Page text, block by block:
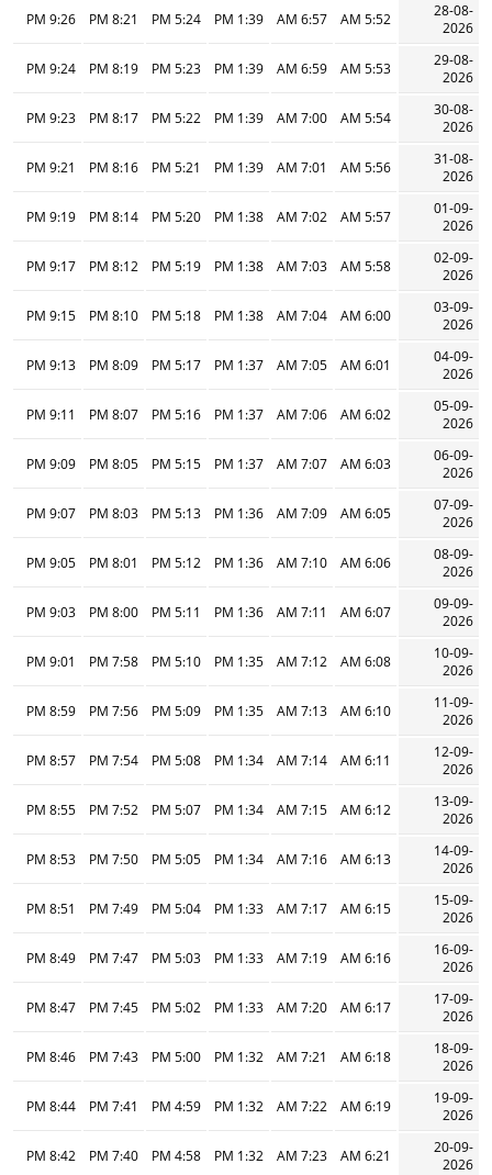
28-08-
2026
5:52 AM
6:57 AM
1:39 PM
5:24 PM
8:21 PM
9:26 PM
29-08-
2026
5:53 AM
6:59 AM
1:39 PM
5:23 PM
8:19 PM
9:24 PM
30-08-
2026
5:54 AM
7:00 AM
1:39 PM
5:22 PM
8:17 PM
9:23 PM
31-08-
2026
5:56 AM
7:01 AM
1:39 PM
5:21 PM
8:16 PM
9:21 PM
01-09-
2026
5:57 AM
7:02 AM
1:38 PM
5:20 PM
8:14 PM
9:19 PM
02-09-
2026
5:58 AM
7:03 AM
1:38 PM
5:19 PM
8:12 PM
9:17 PM
03-09-
2026
6:00 AM
7:04 AM
1:38 PM
5:18 PM
8:10 PM
9:15 PM
04-09-
2026
6:01 AM
7:05 AM
1:37 PM
5:17 PM
8:09 PM
9:13 PM
05-09-
2026
6:02 AM
7:06 AM
1:37 PM
5:16 PM
8:07 PM
9:11 PM
06-09-
2026
6:03 AM
7:07 AM
1:37 PM
5:15 PM
8:05 PM
9:09 PM
07-09-
2026
6:05 AM
7:09 AM
1:36 PM
5:13 PM
8:03 PM
9:07 PM
08-09-
2026
6:06 AM
7:10 AM
1:36 PM
5:12 PM
8:01 PM
9:05 PM
09-09-
2026
6:07 AM
7:11 AM
1:36 PM
5:11 PM
8:00 PM
9:03 PM
10-09-
2026
6:08 AM
7:12 AM
1:35 PM
5:10 PM
7:58 PM
9:01 PM
11-09-
2026
6:10 AM
7:13 AM
1:35 PM
5:09 PM
7:56 PM
8:59 PM
12-09-
2026
6:11 AM
7:14 AM
1:34 PM
5:08 PM
7:54 PM
8:57 PM
13-09-
2026
6:12 AM
7:15 AM
1:34 PM
5:07 PM
7:52 PM
8:55 PM
14-09-
2026
6:13 AM
7:16 AM
1:34 PM
5:05 PM
7:50 PM
8:53 PM
15-09-
2026
6:15 AM
7:17 AM
1:33 PM
5:04 PM
7:49 PM
8:51 PM
16-09-
2026
6:16 AM
7:19 AM
1:33 PM
5:03 PM
7:47 PM
8:49 PM
17-09-
2026
6:17 AM
7:20 AM
1:33 PM
5:02 PM
7:45 PM
8:47 PM
18-09-
2026
6:18 AM
7:21 AM
1:32 PM
5:00 PM
7:43 PM
8:46 PM
19-09-
2026
6:19 AM
7:22 AM
1:32 PM
4:59 PM
7:41 PM
8:44 PM
20-09-
2026
6:21 AM
7:23 AM
1:32 PM
4:58 PM
7:40 PM
8:42 PM